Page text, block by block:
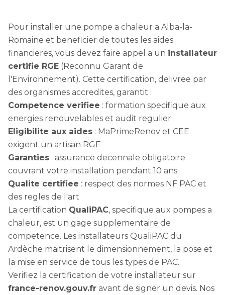
Pour installer une pompe a chaleur a Alba-la-
Romaine et beneficier de toutes les aides
financieres, vous devez faire appel a un installateur
certifie RGE (Reconnu Garant de
l'Environnement). Cette certification, delivree par
des organismes accredites, garantit :
Competence verifiee : formation specifique aux
energies renouvelables et audit regulier
Eligibilite aux aides : MaPrimeRenov et CEE
exigent un artisan RGE
Garanties : assurance decennale obligatoire
couvrant votre installation pendant 10 ans
Qualite certifiee : respect des normes NF PAC et
des regles de l'art
La certification QualiPAC, specifique aux pompes a
chaleur, est un gage supplementaire de
competence. Les installateurs QualiPAC du
Ardèche maitrisent le dimensionnement, la pose et
la mise en service de tous les types de PAC.
Verifiez la certification de votre installateur sur
france-renov.gouv.fr avant de signer un devis. Nos